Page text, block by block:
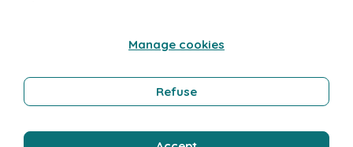
Sirène
Manage cookies
Refuse